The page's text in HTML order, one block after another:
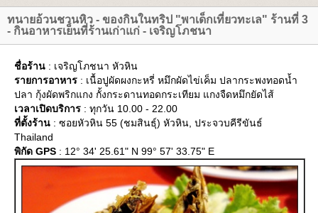
ทนายอ้วนชวนหิว - ของกินในทริป "พาเด็กเที่ยวทะเล" ร้านที่ 3
- กินอาหารเย็นที่ร้านเก่าแก่ - เจริญโภชนา
ชื่อร้าน : เจริญโภชนา หัวหิน
รายการอาหาร : เนื้อปูผัดผงกะหรี่ หมึกผัดไข่เค็ม ปลากระพงทอดน้ำ
ปลา กุ้งผัดพริกแกง กั้งกระดานทอดกระเทียม แกงจืดหมึกยัดไส้
เวลาเปิดบริการ : ทุกวัน 10.00 - 22.00
ที่ตั้งร้าน : ซอยหัวหิน 55 (ชมสินธุ์) หัวหิน, ประจวบคีรีขันธ์
Thailand
พิกัด GPS : 12° 34' 25.61" N 99° 57' 33.75" E